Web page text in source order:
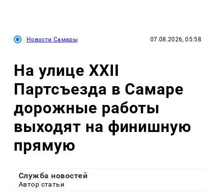
Новости Самары 07.08.2026, 05:58
На улице XXII
Партсъезда в Самаре
дорожные работы
выходят на финишную
прямую
Служба новостей
Автор статьи